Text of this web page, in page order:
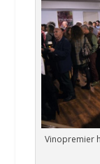
Vinopremier